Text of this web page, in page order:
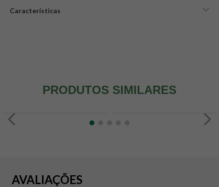
Características
PRODUTOS SIMILARES
AVALIAÇÕES